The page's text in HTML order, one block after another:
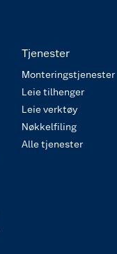
Tjenester
Monteringstjenester
Leie tilhenger
Leie verktøy
Nøkkelfiling
Alle tjenester